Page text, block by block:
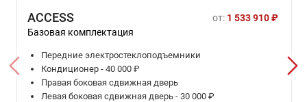
ACCESS от: 1 533 910 ₽
Базовая комплектация
Передние электростеклоподъемники
Кондиционер - 40 000 ₽
Правая боковая сдвижная дверь
Левая боковая сдвижная дверь - 30 000 ₽